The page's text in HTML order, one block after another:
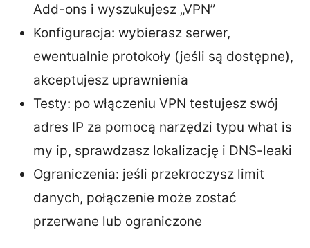
Add-ons i wyszukujesz „VPN”
Konfiguracja: wybierasz serwer,
ewentualnie protokoły (jeśli są dostępne),
akceptujesz uprawnienia
Testy: po włączeniu VPN testujesz swój
adres IP za pomocą narzędzi typu what is
my ip, sprawdzasz lokalizację i DNS-leaki
Ograniczenia: jeśli przekroczysz limit
danych, połączenie może zostać
przerwane lub ograniczone